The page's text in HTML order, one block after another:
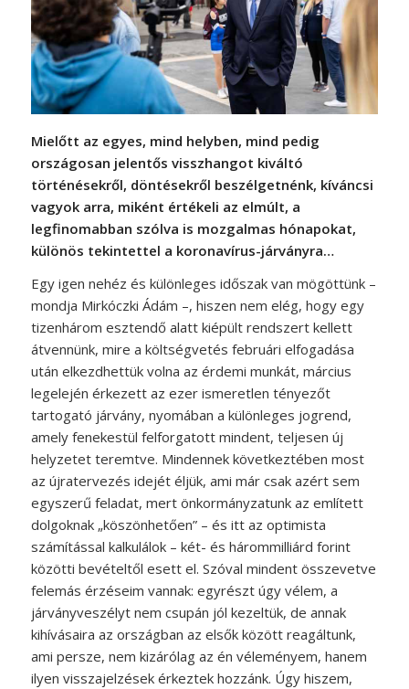
Mielőtt az egyes, mind helyben, mind pedig
országosan jelentős visszhangot kiváltó
történésekről, döntésekről beszélgetnénk, kíváncsi
vagyok arra, miként értékeli az elmúlt, a
legfinomabban szólva is mozgalmas hónapokat,
különös tekintettel a koronavírus-járványra…
Egy igen nehéz és különleges időszak van mögöttünk –
mondja Mirkóczki Ádám –, hiszen nem elég, hogy egy
tizenhárom esztendő alatt kiépült rendszert kellett
átvennünk, mire a költségvetés februári elfogadása
után elkezdhettük volna az érdemi munkát, március
legelején érkezett az ezer ismeretlen tényezőt
tartogató járvány, nyomában a különleges jogrend,
amely fenekestül felforgatott mindent, teljesen új
helyzetet teremtve. Mindennek következtében most
az újratervezés idejét éljük, ami már csak azért sem
egyszerű feladat, mert önkormányzatunk az említett
dolgoknak „köszönhetően” – és itt az optimista
számítással kalkulálok – két- és hárommilliárd forint
közötti bevételtől esett el. Szóval mindent összevetve
felemás érzéseim vannak: egyrészt úgy vélem, a
járványveszélyt nem csupán jól kezeltük, de annak
kihívásaira az országban az elsők között reagáltunk,
ami persze, nem kizárólag az én véleményem, hanem
ilyen visszajelzések érkeztek hozzánk. Úgy hiszem,